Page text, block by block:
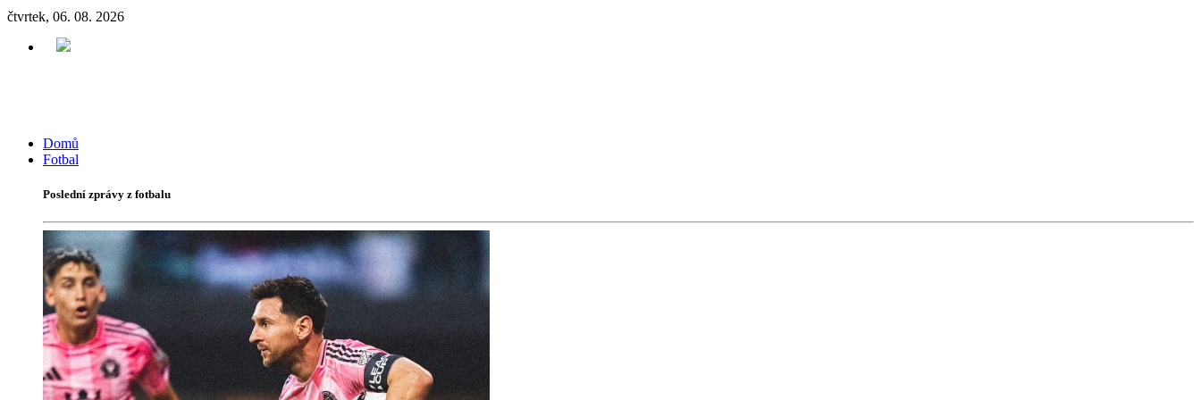
čtvrtek, 06. 08. 2026
Domů
Fotbal
Poslední zprávy z fotbalu